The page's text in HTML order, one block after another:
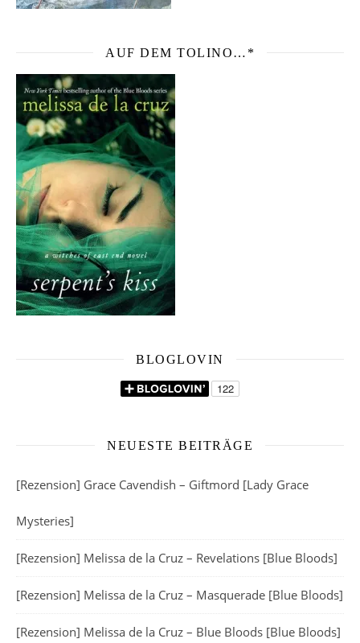
AUF DEM TOLINO…*
BLOGLOVIN
NEUESTE BEITRÄGE
[Rezension] Grace Cavendish – Giftmord [Lady Grace
Mysteries]
[Rezension] Melissa de la Cruz – Revelations [Blue Bloods]
[Rezension] Melissa de la Cruz – Masquerade [Blue Bloods]
[Rezension] Melissa de la Cruz – Blue Bloods [Blue Bloods]